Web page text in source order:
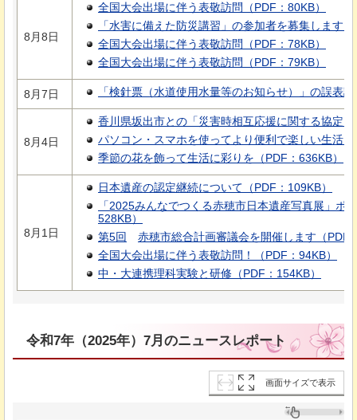
8月8日
全国大会出場に伴う表敬訪問（PDF：80KB）
「水害に備えた防災講習」の参加者を募集します
全国大会出場に伴う表敬訪問（PDF：78KB）
全国大会出場に伴う表敬訪問（PDF：79KB）
8月7日 「検針票（水道使用水量等のお知らせ）」の誤表
8月4日
香川県坂出市との「災害時相互応援に関する協定
パソコン・スマホを使ってより便利で楽しい生活
季節の花を飾って生活に彩りを（PDF：636KB）
8月1日
日本遺産の認定継続について（PDF：109KB）
「2025みんなでつくる赤穂市日本遺産写真展」ポ
528KB）
第5回
赤穂市総合計画審議会を開催します （PDF
全国大会出場に伴う表敬訪問！（PDF：94KB）
中・大連携理科実験と研修（PDF：154KB）
令和7年（2025年）7月のニュースレポート
画面サイズで表示